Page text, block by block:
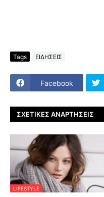
Tags ΕΙΔΗΣΕΙΣ
Facebook
ΣΧΕΤΙΚΈΣ ΑΝΑΡΤΉΣΕΙΣ
LIFESTYLE